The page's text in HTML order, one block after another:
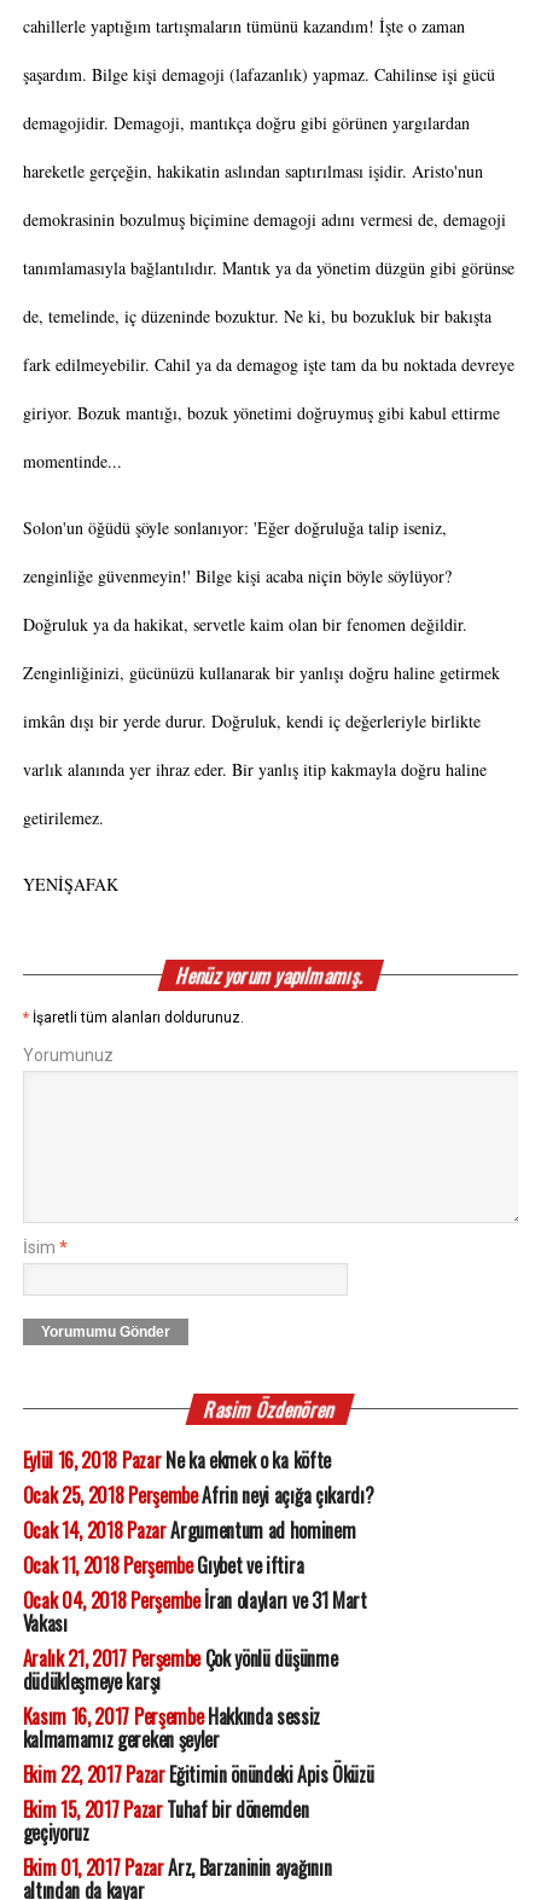
cahillerle yaptığım tartışmaların tümünü kazandım! İşte o zaman
şaşardım. Bilge kişi demagoji (lafazanlık) yapmaz. Cahilinse işi gücü
demagojidir. Demagoji, mantıkça doğru gibi görünen yargılardan
hareketle gerçeğin, hakikatin aslından saptırılması işidir. Aristo'nun
demokrasinin bozulmuş biçimine demagoji adını vermesi de, demagoji
tanımlamasıyla bağlantılıdır. Mantık ya da yönetim düzgün gibi görünse
de, temelinde, iç düzeninde bozuktur. Ne ki, bu bozukluk bir bakışta
fark edilmeyebilir. Cahil ya da demagog işte tam da bu noktada devreye
giriyor. Bozuk mantığı, bozuk yönetimi doğruymuş gibi kabul ettirme
momentinde...
Solon'un öğüdü şöyle sonlanıyor: 'Eğer doğruluğa talip iseniz,
zenginliğe güvenmeyin!' Bilge kişi acaba niçin böyle söylüyor?
Doğruluk ya da hakikat, servetle kaim olan bir fenomen değildir.
Zenginliğinizi, gücünüzü kullanarak bir yanlışı doğru haline getirmek
imkân dışı bir yerde durur. Doğruluk, kendi iç değerleriyle birlikte
varlık alanında yer ihraz eder. Bir yanlış itip kakmayla doğru haline
getirilemez.
YENİŞAFAK
Henüz yorum yapılmamış.
* İşaretli tüm alanları doldurunuz.
Yorumunuz
İsim *
Yorumumu Gönder
Rasim Özdenören
Eylül 16, 2018 PazarNe ka ekmek o ka köfte
Ocak 25, 2018 PerşembeAfrin neyi açığa çıkardı?
Ocak 14, 2018 PazarArgumentum ad hominem
Ocak 11, 2018 PerşembeGıybet ve iftira
Ocak 04, 2018 Perşembeİran olayları ve 31 Mart
Vakası
Aralık 21, 2017 PerşembeÇok yönlü düşünme
düdükleşmeye karşı
Kasım 16, 2017 PerşembeHakkında sessiz
kalmamamız gereken şeyler
Ekim 22, 2017 PazarEğitimin önündeki Apis Öküzü
Ekim 15, 2017 PazarTuhaf bir dönemden
geçiyoruz
Ekim 01, 2017 PazarArz, Barzaninin ayağının
altından da kayar